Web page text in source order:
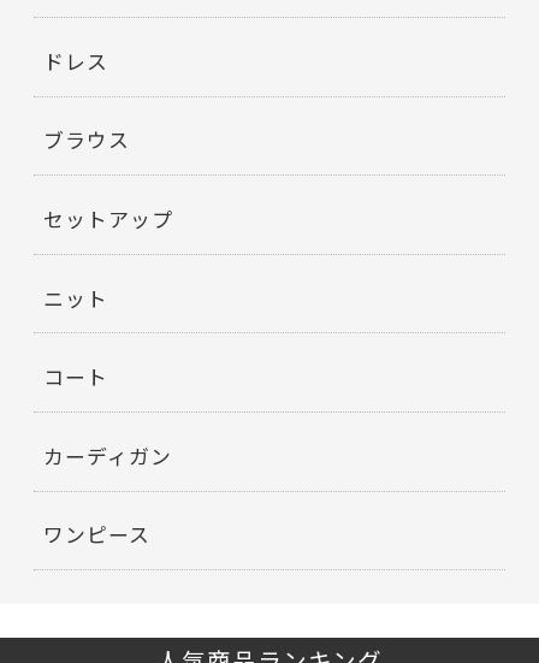
ドレス
ブラウス
セットアップ
ニット
コート
カーディガン
ワンピース